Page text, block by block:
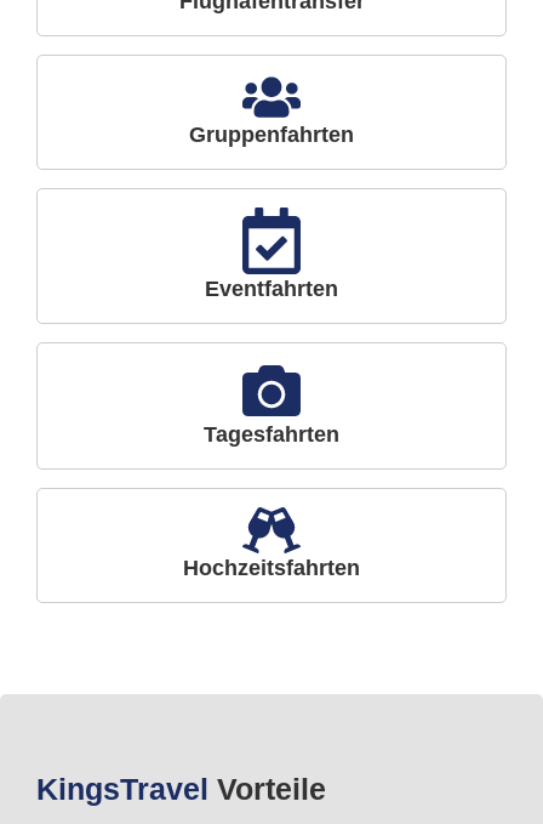
Gruppenfahrten
Eventfahrten
Tagesfahrten
Hochzeitsfahrten
KingsTravel Vorteile